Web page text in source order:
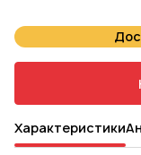
Характеристики